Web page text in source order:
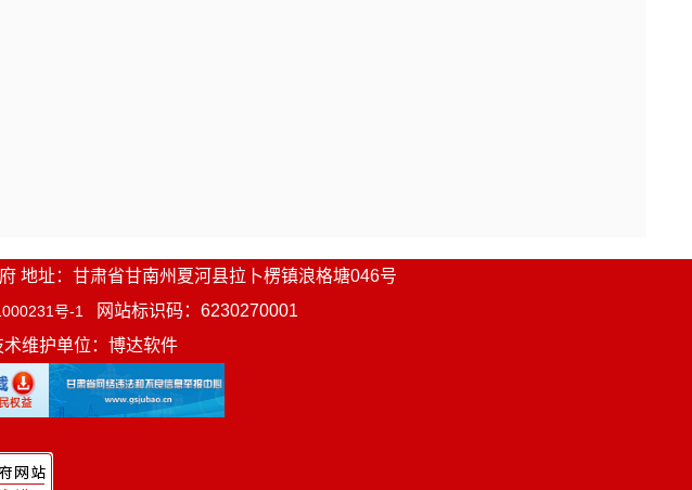
地址：甘肃省甘南州夏河县拉卜楞镇浪格塘046号
号-1 网站标识码：6230270001
术维护单位：博达软件